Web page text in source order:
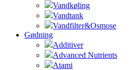
Vandkøling
Vandtank
Vandfilter&Osmose
Gødning
Additiver
Advanced Nutrients
Atami